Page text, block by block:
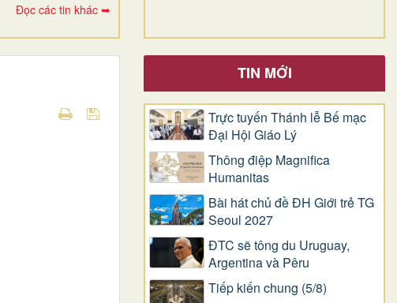
Đọc các tin khác ➥
TIN MỚI
Trực tuyến Thánh lễ Bế mạc
Đại Hội Giáo Lý
Thông điệp Magnifica
Humanitas
Bài hát chủ đề ĐH Giới trẻ TG
Seoul 2027
ĐTC sẽ tông du Uruguay,
Argentina và Pêru
Tiếp kiến chung (5/8)